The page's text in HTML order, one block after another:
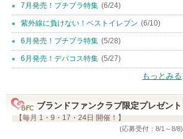
7月発売！プチプラ特集 (6/24)
紫外線に負けない！ベストイレブン (6/10)
6月発売！プチプラ特集 (5/28)
6月発売！デパコス特集 (5/27)
もっとみる
ブランドファンクラブ限定プレゼント
【毎月 1・9・17・24日 開催！】
(応募受付：8/1～8/8)